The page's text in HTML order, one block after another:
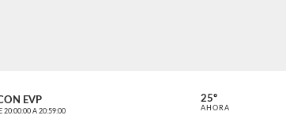
EVP
20:00:00 A 20:59:00 ABC CARDINAL
25º
AHORA